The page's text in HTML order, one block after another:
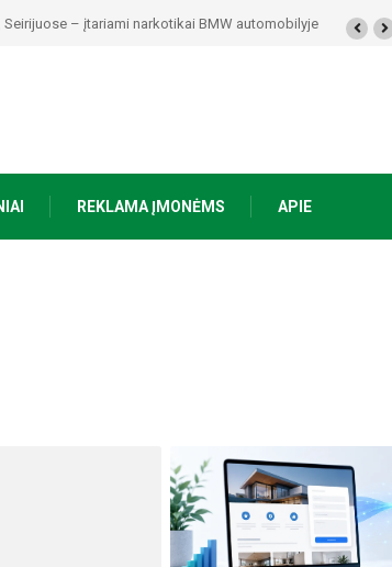
tėviškėje skambės eilės, dainos ir arbatos puodelių šiluma
REKLAMA ĮMONĖMS APIE